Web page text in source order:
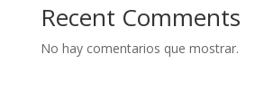
Recent Comments
No hay comentarios que mostrar.